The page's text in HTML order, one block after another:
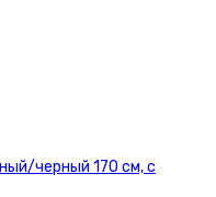
черный 170 см, с